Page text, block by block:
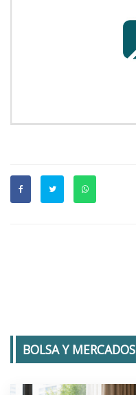
BOLSA Y MERCADOS